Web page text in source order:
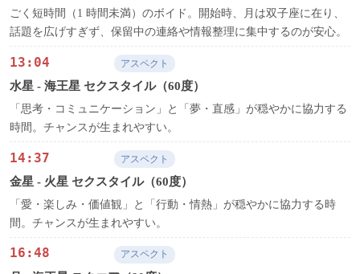
ごく短時間（1 時間未満）のボイド。開始時、月は双子座に在り、
話題を広げすぎず、保留中の連絡や情報整理に集中するのが安心。
13:04 アスペクト
水星 - 海王星 セクスタイル（60度）
「思考・コミュニケーション」と「夢・直感」が穏やかに協力する
時間。チャンスが生まれやすい。
14:37 アスペクト
金星 - 火星 セクスタイル（60度）
「愛・楽しみ・価値観」と「行動・情熱」が穏やかに協力する時
間。チャンスが生まれやすい。
16:48 アスペクト